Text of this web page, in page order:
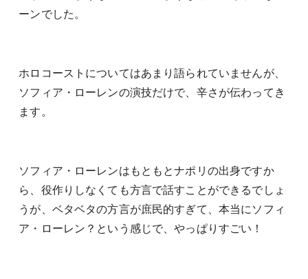
ーンでした。
ホロコーストについてはあまり語られていませんが、
ソフィア・ローレンの演技だけで、辛さが伝わってき
ます。
ソフィア・ローレンはもともとナポリの出身ですか
ら、役作りしなくても方言で話すことができるでしょ
うが、ベタベタの方言が庶民的すぎて、本当にソフィ
ア・ローレン？という感じで、やっぱりすごい！